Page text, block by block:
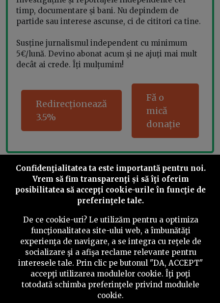
timp, documentare și bani. Nu depindem de
partide sau interese ascunse, ci de cititori ca tine.
Susține jurnalismul independent cu minimum
5€/lună. Devino abonat acum și ne ajuți mai mult
decât ai crede. Îți mulțumim!
Redirecționează
3.5%
Fă o
mică
donație
Share this
©2026 PressOne.ro
RSSNewslettereDespre noi Politica editorială
Politica de verificare a conținutuluiContact
Confidenţialitatea ta este importantă pentru noi.
Vrem să fim transparenţi și să îţi oferim
posibilitatea să accepţi cookie-urile în funcţie de
preferinţele tale.
De ce cookie-uri? Le utilizăm pentru a optimiza
funcţionalitatea site-ului web, a îmbunătăţi
experienţa de navigare, a se integra cu reţele de
socializare şi a afişa reclame relevante pentru
interesele tale. Prin clic pe butonul "DA, ACCEPT"
accepţi utilizarea modulelor cookie. Îţi poţi
totodată schimba preferinţele privind modulele
cookie.